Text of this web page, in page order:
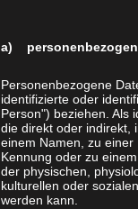
a)
Personenbezogene
identifizierte oder
Person") beziehen. Als
die direkt oder indirekt,
einem Namen, zu
Kennung oder zu
der physischen,
kulturellen oder
werden kann.